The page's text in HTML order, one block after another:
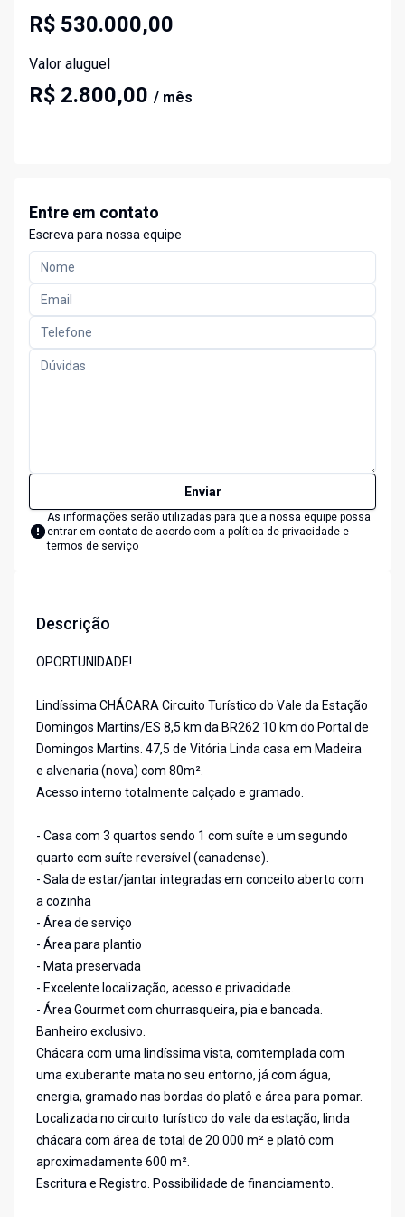
R$ 530.000,00
Valor aluguel
R$ 2.800,00 / mês
Entre em contato
Escreva para nossa equipe
Enviar
As informações serão utilizadas para que a nossa equipe possa
entrar em contato de acordo com a política de privacidade e
termos de serviço
Descrição
OPORTUNIDADE!
Lindíssima CHÁCARA Circuito Turístico do Vale da Estação
Domingos Martins/ES 8,5 km da BR262 10 km do Portal de
Domingos Martins. 47,5 de Vitória Linda casa em Madeira
e alvenaria (nova) com 80m².
Acesso interno totalmente calçado e gramado.
- Casa com 3 quartos sendo 1 com suíte e um segundo
quarto com suíte reversível (canadense).
- Sala de estar/jantar integradas em conceito aberto com
a cozinha
- Área de serviço
- Área para plantio
- Mata preservada
- Excelente localização, acesso e privacidade.
- Área Gourmet com churrasqueira, pia e bancada.
Banheiro exclusivo.
Chácara com uma lindíssima vista, comtemplada com
uma exuberante mata no seu entorno, já com água,
energia, gramado nas bordas do platô e área para pomar.
Localizada no circuito turístico do vale da estação, linda
chácara com área de total de 20.000 m² e platô com
aproximadamente 600 m².
Escritura e Registro. Possibilidade de financiamento.